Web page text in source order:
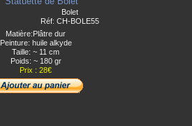
Bolet
Réf: CH-BOLE55
Matière:Plâtre dur
Peinture: huile alkyde
Taille: ~ 11 cm
Poids: ~ 180 gr
Prix : 28€